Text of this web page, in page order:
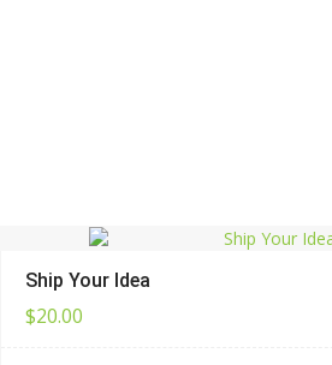
Ship Your Idea
$20.00